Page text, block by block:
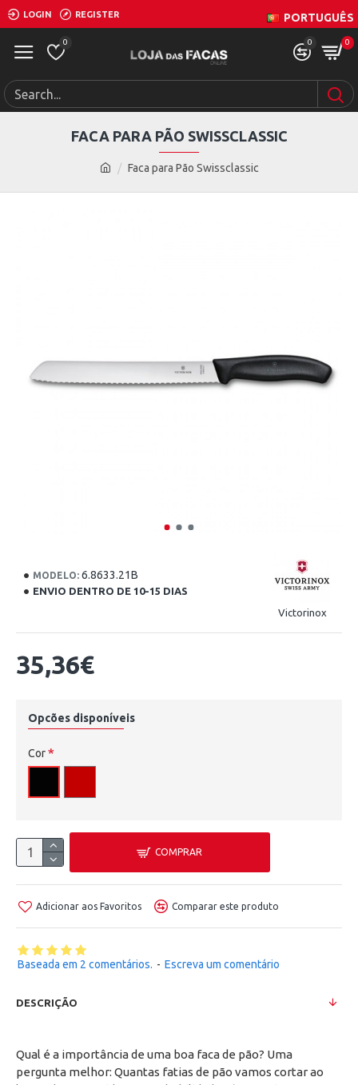
LOGIN REGISTER PORTUGUÊS
0 0 0
Faca para Pão Swissclassic
FACA PARA PÃO SWISSCLASSIC
MODELO: 6.8633.21B
ENVIO DENTRO DE 10-15 DIAS
Victorinox
Baseada em 2 comentários. - Escreva um comentário
35,36€
Opcões disponíveis
Cor
COMPRAR
Adicionar aos Favoritos Comparar este produto
DESCRIÇÃO
Qual é a importância de uma boa faca de pão? Uma
pergunta melhor: Quantas fatias de pão vamos cortar ao